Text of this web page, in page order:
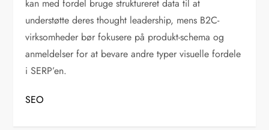
kan med fordel bruge struktureret data til at
understøtte deres thought leadership, mens B2C-
virksomheder bør fokusere på produkt-schema og
anmeldelser for at bevare andre typer visuelle fordele
i SERP’en.
SEO